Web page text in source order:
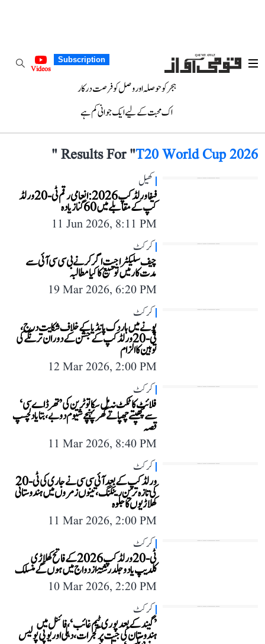
Subscription
Videos
ہجر کو حوصلہ اور وصل کو فرصت درکار
اک محبت کے لیے ایک جوانی کم ہے
Results For "T20 World Cup 2026
"
کھیل
فیفا ورلڈ کپ 2026: انعامی رقم ٹی-20 ورلڈ
کپ کے مقابلے میں 60 گنا زیادہ
11 Jun 2026, 8:11 PM
کرکٹ
چیف سلیکٹر اجیت اگرکر نے بی سی سی آئی سے
مدت کار میں توسیع کا کیا مطالبہ
19 Mar 2026, 6:20 PM
کرکٹ
پونے میں ہاردک پانڈیا کے خلاف شکایت درج،
ٹی-20 ورلڈ کپ کے جشن کے دوران ترنگے کی
توہین کا الزام
12 Mar 2026, 2:00 PM
کرکٹ
فلائٹ کا ٹکٹ نہ مل سکا تو ٹرین کی ’تھرڈ اے سی‘
سے چھپتے چھپاتے گھر پہنچے شیوم دوبے، بتایا دلچسپ
قصہ
11 Mar 2026, 8:40 PM
کرکٹ
ورلڈ کپ کے بعد آئی سی سی نے جاری کی ٹی-20
کی تازہ ترین رینکنگ، تینوں زمروں میں ہندوستانی
کھلاڑیوں کا جلوہ
11 Mar 2026, 2:00 PM
کرکٹ
ٹی-20 ورلڈ کپ 2026 کے فاتح کھلاڑی
کلدیپ یادو جلد رشتۂ ازدواج میں ہوں گے منسلک
10 Mar 2026, 2:20 PM
کرکٹ
’گیند کے بعد پوری ٹیم غائب‘، فائنل میں
ہندوستان کی جیت پر گجرات، دہلی اور یوپی پولیس